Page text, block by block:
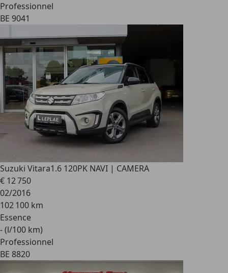
Professionnel
BE 9041
Suzuki Vitara1.6 120PK NAVI | CAMERA
€ 12 750
02/2016
102 100 km
Essence
- (l/100 km)
Professionnel
BE 8820